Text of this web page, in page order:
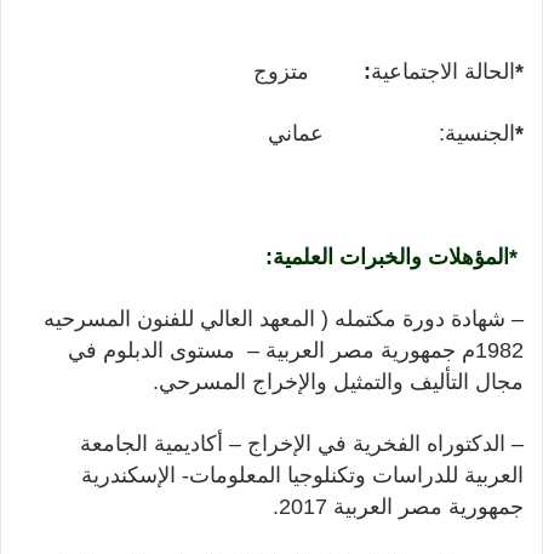
*الحالة الاجتماعية: متزوج
*الجنسية: عماني
*المؤهلات والخبرات العلمية:
– شهادة دورة مكتمله ( المعهد العالي للفنون المسرحيه
1982م جمهورية مصر العربية – مستوى الدبلوم في
مجال التأليف والتمثيل والإخراج المسرحي.
– الدكتوراه الفخرية في الإخراج – أكاديمية الجامعة
العربية للدراسات وتكنلوجيا المعلومات- الإسكندرية
جمهورية مصر العربية 2017.